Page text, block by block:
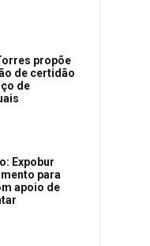
propõe
de certidão
de
Expobur
para
apoio de